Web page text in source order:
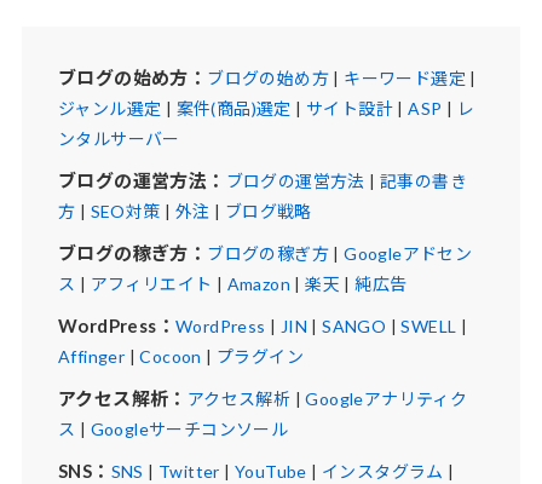
ブログの始め方： ブログの始め方| キーワード選定 |
ジャンル選定 | 案件(商品)選定 | サイト設計|ASP | レ
ンタルサーバー
ブログの運営方法： ブログの運営方法 | 記事の書き
方 | SEO対策 | 外注 | ブログ戦略
ブログの稼ぎ方： ブログの稼ぎ方|Googleアドセン
ス | アフィリエイト | Amazon |楽天 |純広告
WordPress： WordPress | JIN |SANGO |SWELL |
Affinger |Cocoon | プラグイン
アクセス解析： アクセス解析 |Googleアナリティク
ス | Googleサーチコンソール
SNS： SNS | Twitter | YouTube | インスタグラム |